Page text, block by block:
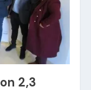
2,3